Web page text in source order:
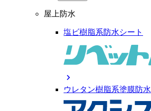
屋上防水
塩ビ樹脂系防水シート
chevron_right
ウレタン樹脂系塗膜防水